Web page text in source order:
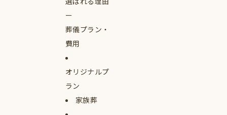
葬儀プラン・
費用
オリジナルプ
ラン
家族葬